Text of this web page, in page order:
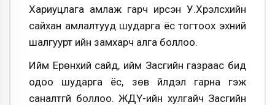
Хариуцлага амлаж гарч ирсэн У.Хүрэлсүхийн
сайхан амлалтууд шударга ёс тогтоох эхний
шалгуурт ийн замхарч алга боллоо.
Ийм Ерөнхий сайд, ийм Засгийн газраас бид
одоо шударга ёс, зөв үйлдэл гарна гэж
саналтгүй боллоо. ЖДҮ-ийн хулгайч Засгийн